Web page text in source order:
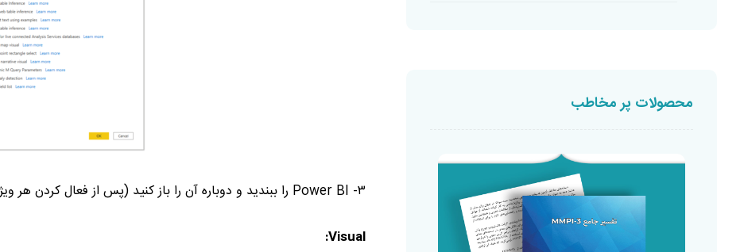
۳- Power BI را ببندید و دوباره آن را باز کنید (پس از فعال کردن هر ویژگی پیش نمایش که باید انجام دهید.)
Visual:
محصولات پر مخاطب